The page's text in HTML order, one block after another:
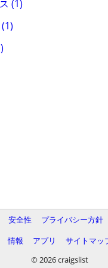
(1)
安全性 プライバシー方針
情報
アプリ
サイトマッ
© 2026 craigslist